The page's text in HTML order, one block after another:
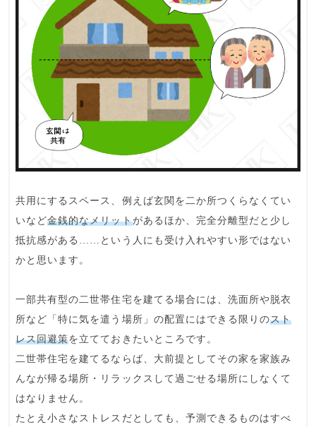
共用にするスペース、例えば玄関を二か所つくらなくてい
いなど金銭的なメリットがあるほか、完全分離型だと少し
抵抗感がある……という人にも 受け入れやすい形ではない
かと思います。
一部共有型の二世帯住宅を建てる場合には、洗面所や脱衣
所など 「特に気を遣う場所」の配置にはできる限りのスト
レス回避策を立てておきたいところです。
二世帯住宅を建てるならば、大前提としてその家を家族み
んなが帰る場所・リラックスして過ごせる場所にしなくて
はなりません。
たとえ小さなストレスだとしても、予測できるものはすべ